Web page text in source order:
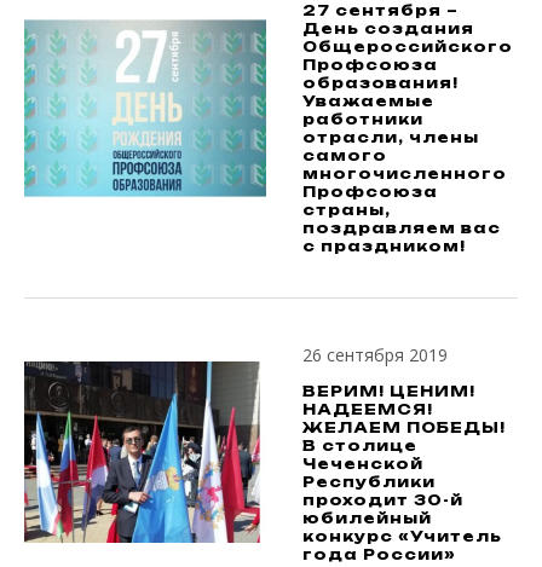
27 сентября –
День создания
Общероссийского
Профсоюза
образования!
Уважаемые
работники
отрасли, члены
самого
многочисленного
Профсоюза
страны,
поздравляем вас
с праздником!
26 сентября 2019
ВЕРИМ! ЦЕНИМ!
НАДЕЕМСЯ!
ЖЕЛАЕМ ПОБЕДЫ!
В столице
Чеченской
Республики
проходит 30-й
юбилейный
конкурс «Учитель
года России»